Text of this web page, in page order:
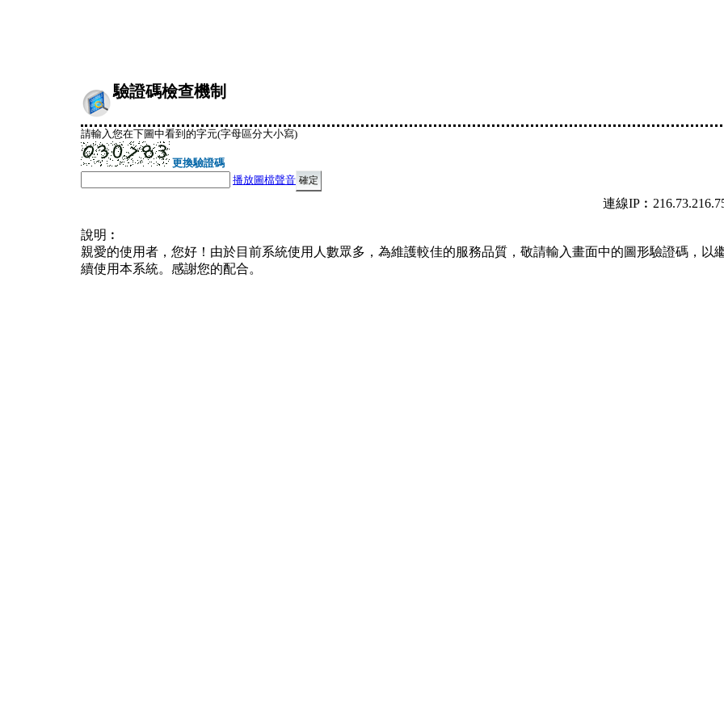
驗證碼檢查機制
請輸入您在下圖中看到的字元(字母區分大小寫)
更換驗證碼
播放圖檔聲音
連線
說明︰
親愛的使用者，您好！由於目前系統使用人數眾多，為維護較佳的服務品質，敬請輸入畫面中的圖形驗證碼，以
續使用本系統。感謝您的配合。